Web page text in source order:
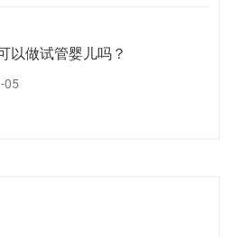
以做试管婴儿吗？
05